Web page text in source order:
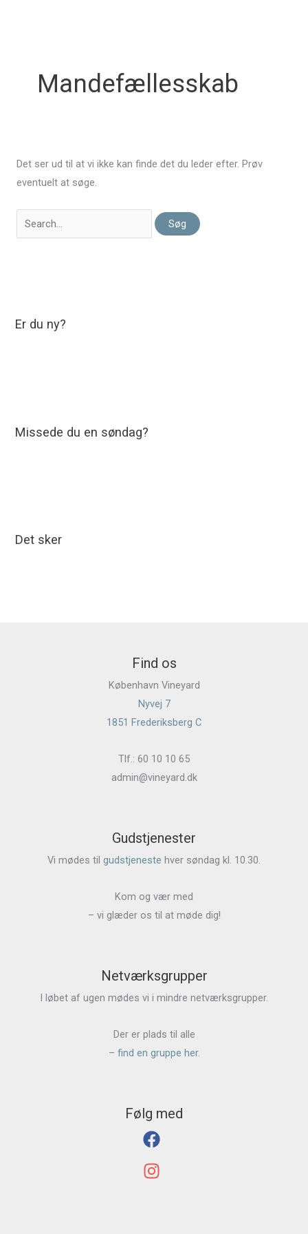
Mandefællesskab
Det ser ud til at vi ikke kan finde det du leder efter. Prøv
eventuelt at søge.
Søg
efter:
Er du ny?
Missede du en søndag?
Det sker
Find os
København Vineyard
Nyvej 7
1851 Frederiksberg C
Tlf.: 60 10 10 65
admin@vineyard.dk
Gudstjenester
Vi mødes til gudstjeneste hver søndag kl. 10.30.
Kom og vær med
– vi glæder os til at møde dig!
Netværksgrupper
I løbet af ugen mødes vi i mindre netværksgrupper.
Der er plads til alle
– find en gruppe her.
Følg med